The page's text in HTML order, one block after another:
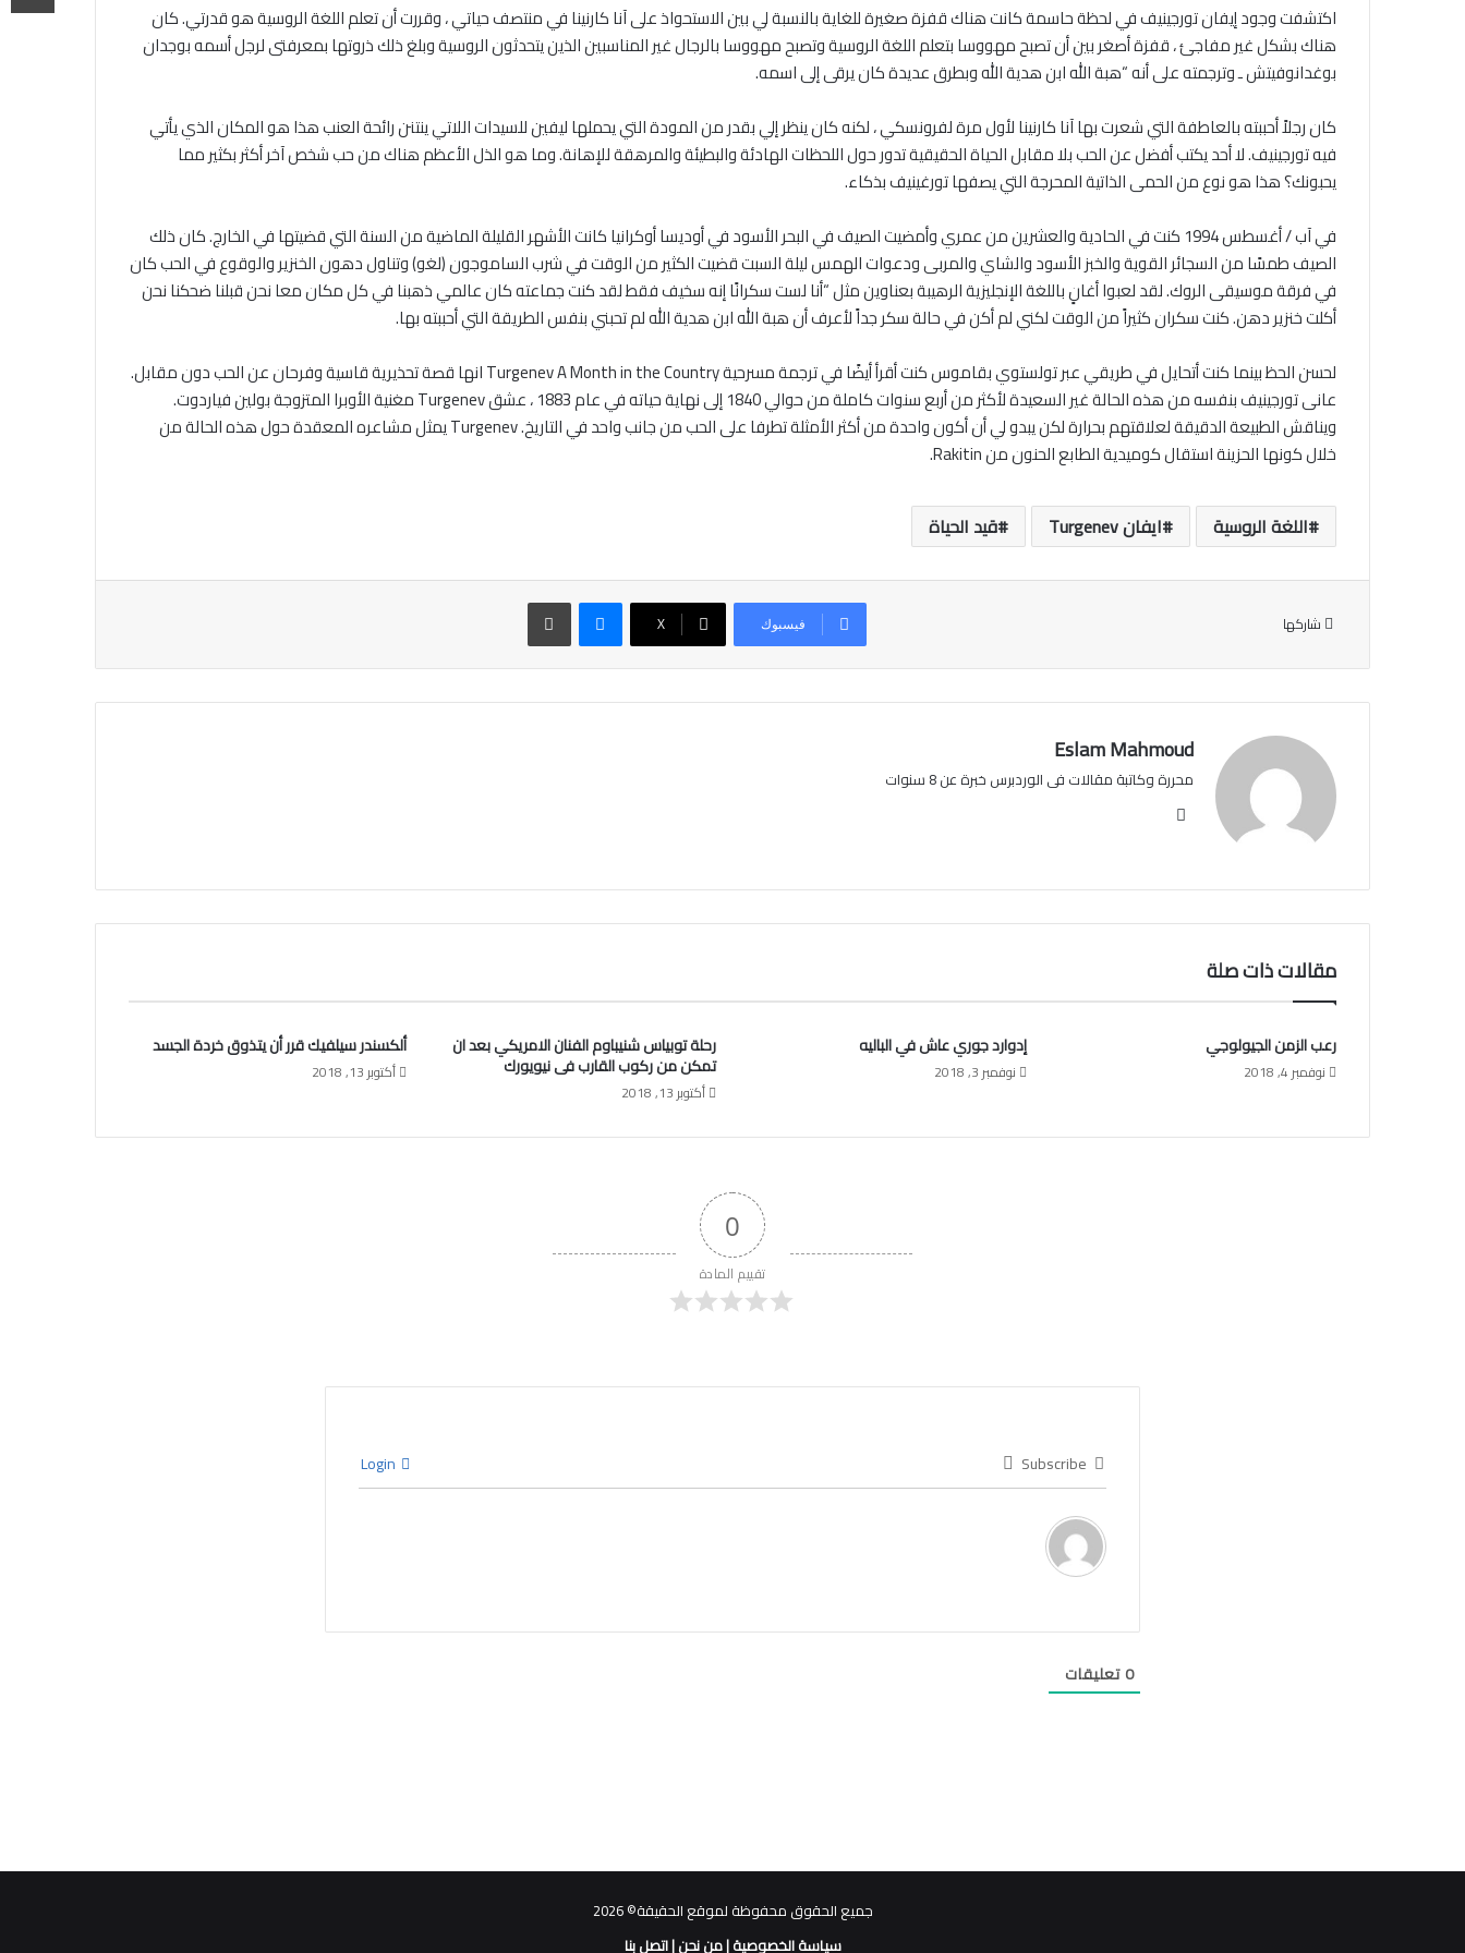
اكتشفت وجود إيفان تورجينيف في لحظة حاسمة كانت هناك قفزة صغيرة للغاية بالنسبة لي بين الاستحواذ على آنا كارنينا في منتصف حياتي ، وقررت أن تعلم اللغة الروسية هو قدرتي. كان
هناك بشكل غير مفاجئ ، قفزة أصغر بين أن تصبح مهووسا بتعلم اللغة الروسية وتصبح مهووسا بالرجال غير المناسبين الذين يتحدثون الروسية وبلغ ذلك ذروتها بمعرفتى لرجل أسمه بوجدان
بوغدانوفيتش ـ وترجمته على أنه “هبة الله ابن هدية الله وبطرق عديدة كان يرقى إلى اسمه.
كان رجلاً أحببته بالعاطفة التي شعرت بها آنا كارنينا لأول مرة لفرونسكي ، لكنه كان ينظر إلي بقدر من المودة التي يحملها ليفين للسيدات اللاتي ينتنن رائحة العنب هذا هو المكان الذي يأتي
فيه تورجينيف. لا أحد يكتب أفضل عن الحب بلا مقابل الحياة الحقيقية تدور حول اللحظات الهادئة والبطيئة والمرهقة للإهانة. وما هو الذل الأعظم هناك من حب شخص آخر أكثر بكثير مما
يحبونك؟ هذا هو نوع من الحمى الذاتية المحرجة التي يصفها تورغينيف بذكاء.
في آب / أغسطس 1994 كنت في الحادية والعشرين من عمري وأمضيت الصيف في البحر الأسود في أوديسا أوكرانيا كانت الأشهر القليلة الماضية من السنة التي قضيتها في الخارج. كان ذلك
الصيف طمسًا من السجائر القوية والخبز الأسود والشاي والمربى ودعوات الهمس ليلة السبت قضيت الكثير من الوقت في شرب الساموجون (لغو) وتناول دهون الخنزير والوقوع في الحب كان
في فرقة موسيقى الروك. لقد لعبوا أغانٍ باللغة الإنجليزية الرهيبة بعناوين مثل “أنا لست سكرانًا إنه سخيف فقط لقد كنت جماعته كان عالمي ذهبنا في كل مكان معا نحن قبلنا ضحكنا نحن
أكلت خنزير دهن. كنت سكران كثيراً من الوقت لكني لم أكن في حالة سكر جداً لأعرف أن هبة الله ابن هدية الله لم تحبني بنفس الطريقة التي أحببته بها.
لحسن الحظ بينما كنت أتحايل في طريقي عبر تولستوي بقاموس كنت أقرأ أيضًا في ترجمة مسرحية Turgenev A Month in the Country انها قصة تحذيرية قاسية وفرحان عن الحب دون مقابل.
عانى تورجينيف بنفسه من هذه الحالة غير السعيدة لأكثر من أربع سنوات كاملة من حوالي 1840 إلى نهاية حياته في عام 1883 ، عشق Turgenev مغنية الأوبرا المتزوجة بولين فياردوت.
ويناقش الطبيعة الدقيقة لعلاقتهم بحرارة لكن يبدو لي أن أكون واحدة من أكثر الأمثلة تطرفا على الحب من جانب واحد في التاريخ. Turgenev يمثل مشاعره المعقدة حول هذه الحالة من
خلال كونها الحزينة استقال كوميدية الطابع الحنون من Rakitin.
اللغة الروسية ايفان Turgenev قيد الحياة
شاركها فيسبوك ‫X
ماسنجر
Eslam Mahmoud
محررة وكاتبة مقالات فى الوردبرس خبرة عن 8 سنوات
مقالات ذات صلة
رعب الزمن الجيولوجي
نوفمبر 4, 2018
إدوارد جوري عاش في الباليه
نوفمبر 3, 2018
رحلة توبياس شنيباوم الفنان الامريكي بعد ان
تمكن من ركوب القارب فى نيويورك
أكتوبر 13, 2018
ألكسندر سيلفيك قرر أن يتذوق خردة الجسد
أكتوبر 13, 2018
0
تقييم المادة
Subscribe
0تعليقات
جميع الحقوق محفوظة لموقع الحقيقة© 2026
سياسة الخصوصية|من نحن|اتصل بنا